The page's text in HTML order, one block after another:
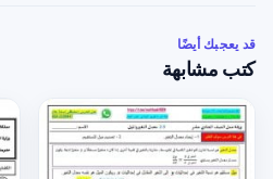
قد يعجبك أيضًا
كتب مشابهة